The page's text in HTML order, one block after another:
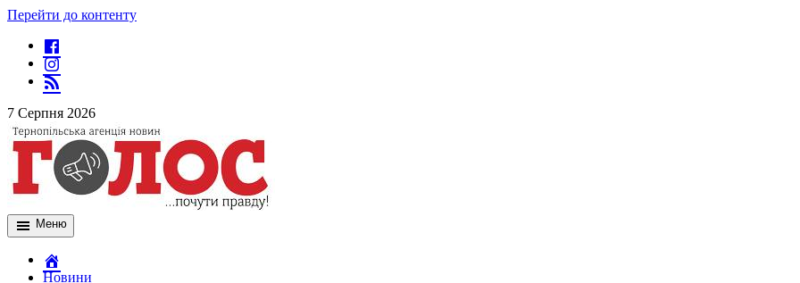
Перейти до контенту
7 Серпня 2026
Меню
Новини